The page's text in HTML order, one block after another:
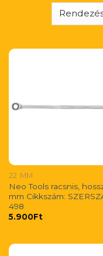
22 MM
Neo Tools racsnis,
mm Cikkszám:
498
5.900Ft